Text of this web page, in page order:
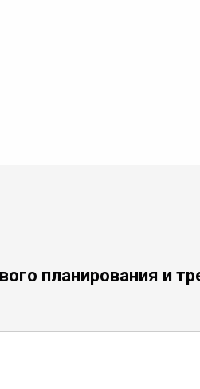
планирования и